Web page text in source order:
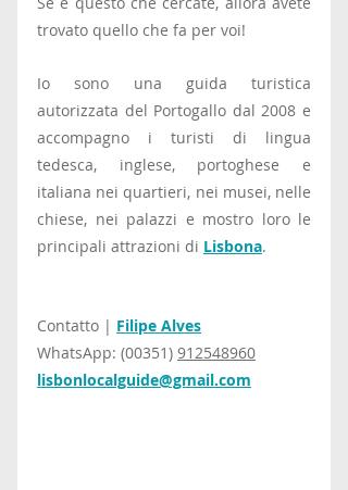
trovato quello che fa per voi!
Io sono una guida turistica
autorizzata del Portogallo dal 2008 e
accompagno i turisti di lingua
tedesca, inglese, portoghese e
italiana nei quartieri, nei musei, nelle
chiese, nei palazzi e mostro loro le
principali attrazioni di Lisbona.
Contatto | Filipe Alves
WhatsApp: (00351) 912548960
lisbonlocalguide@gmail.com